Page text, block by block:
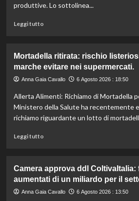
per
produttive. Lo sottolinea...
Leggi tuttoLeggi
Il
cavallo:
una
indispensabile
per
l’agricoltura
Mortadella ritirata: rischio
marche evitare nei supermercati.
Anna Gaia Cavallo 6 Agosto 2026 : 18:50
Allerta Alimenti: Richiamo di Mortadella
Ministero della Salute ha recentemente
richiamo riguardante un lotto di
Leggi tuttoLeggi
Mortadella
ritirata:
rischio
Camera approva ddl ColtivaItalia:
aumentati di un miliardo per il
Anna Gaia Cavallo 6 Agosto 2026 : 13:50